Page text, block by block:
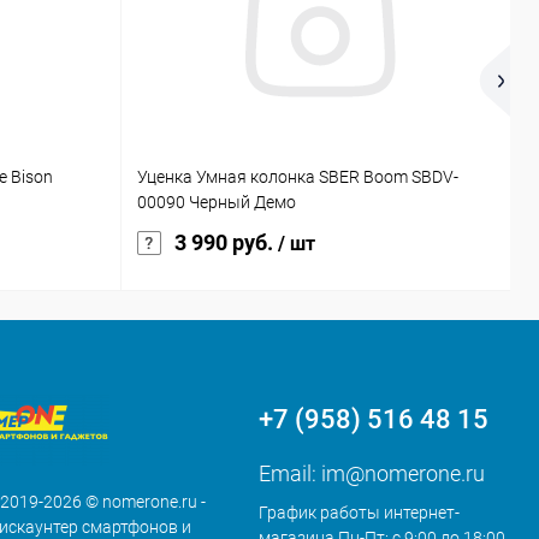
Bison
Уценка Умная колонка SBER Boom SBDV-
00090 Черный Демо
3 990 руб. / шт
2026 © nomerone.ru -
смартфонов и
+7 (958) 516 48 15
Email: im@nomerone.ru
График работы интернет-